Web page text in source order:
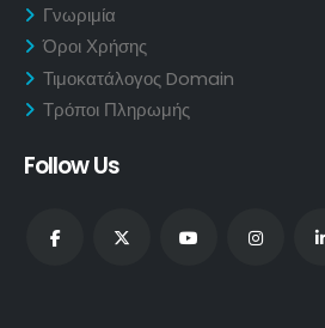
Γνωριμία
Όροι Χρήσης
Τιμοκατάλογος Domain
Τρόποι Πληρωμής
Follow Us